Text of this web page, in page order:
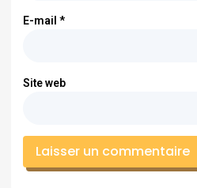
E-mail*
Site web